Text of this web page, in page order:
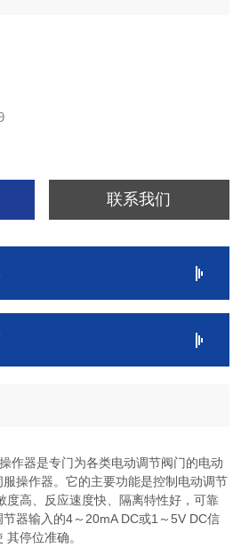
联系我们
器是专门为各类电动调节阀门的电动
操作器。它的主要功能是控制电动调节
度高、反应速度快、隔离特性好，可靠
器输入的4～20mA DC或1～5V DC信
停位准确。